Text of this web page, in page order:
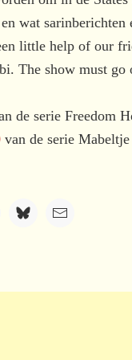
wat sarinberichten
little help of our
The show must go
serie Freedom
van de serie